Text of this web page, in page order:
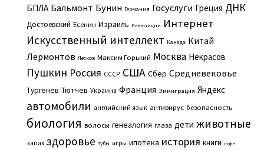
БПЛА Бальмонт Бунин Германия Госуслуги Греция ДНК
Достоевский Есенин Израиль Инвестиции Интернет
Искусственный интеллект Канада Китай
Лермонтов Лесков Максим Горький Москва Некрасов
Пушкин Россия СССР США Сбер Средневековье
Тургенев Тютчев Украина Франция Эммиграция Яндекс
автомобили английский язык антивирус безопасность
биология волосы генеалогия глаза дети животные
запах здоровье зубы игры ипотека история книги кофе